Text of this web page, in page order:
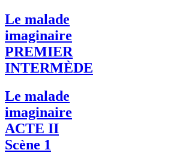
Le malade
imaginaire
PREMIER
INTERMÈDE
Le malade
imaginaire
ACTE II
Scène 1